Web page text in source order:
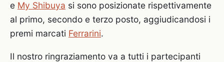
e My Shibuya si sono posizionate rispettivamente
al primo, secondo e terzo posto, aggiudicandosi i
premi marcati Ferrarini.
Il nostro ringraziamento va a tutti i partecipanti